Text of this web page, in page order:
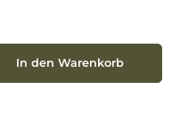
oder benutze die Schaltflächen um
In den Warenkorb